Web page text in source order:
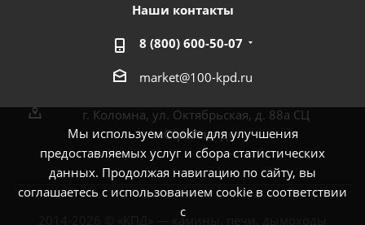
Мы используем cookie для улучшения
предоставляемых услуг и сбора статистических
данных. Продолжая навигацию по сайту, вы
соглашаетесь с использованием cookie в соответствии
с
Наши контакты
8 (800) 600-50-07
market@100-kpd.ru
г. Коломна, ул. Октябрьская, д. 88а СЦ
«Стройлэнд»
2014-2026 © «КПД» — камины, печи, дымоходы